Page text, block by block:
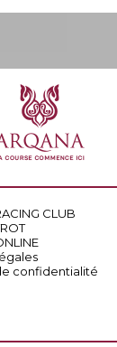
CLUB
confidentialité